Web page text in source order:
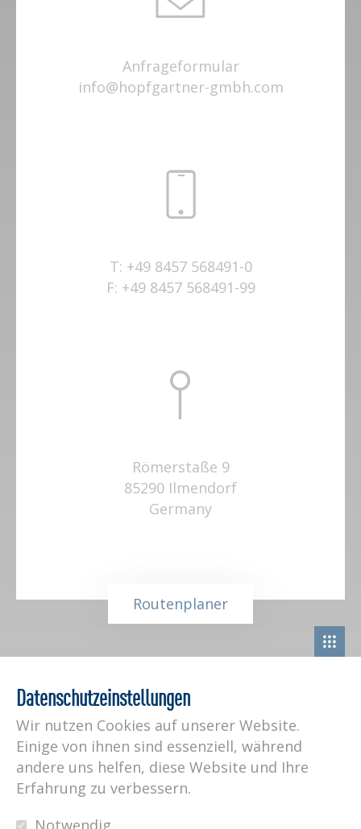
Anfrageformular
info@hopfgartner-gmbh.com
T: +49 8457 568491-0
F: +49 8457 568491-99
Römerstaße 9
85290 Ilmendorf
Germany
Routenplaner
Ihre Telefonnummer
Datenschutzeinstellungen
Wir nutzen Cookies auf unserer Website.
Einige von ihnen sind essenziell, während
andere uns helfen, diese Website und Ihre
Erfahrung zu verbessern.
Notwendig